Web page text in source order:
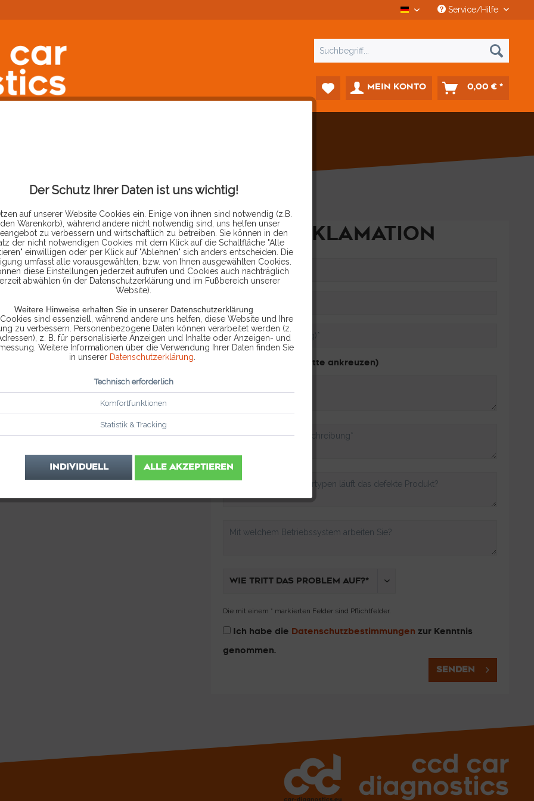
CCD Car-Diagnostics Deutsch
Service/Hilfe
MEIN KONTO 0,00 € *
Der Schutz Ihrer Daten ist uns wichtig!
auf unserer Website Cookies ein. Einige von ihnen sind notwendig (z.B.
Warenkorb), während andere nicht notwendig sind, uns helfen unser
zu verbessern und wirtschaftlich zu betreiben. Sie können in den
der nicht notwendigen Cookies mit dem Klick auf die Schaltfläche "Alle
einwilligen oder per Klick auf "Ablehnen" sich anders entscheiden. Die
umfasst alle vorausgewählten, bzw. von Ihnen ausgewählten Cookies.
diese Einstellungen jederzeit aufrufen und Cookies auch nachträglich
abwählen (in der Datenschutzerklärung und im Fußbereich unserer
Website).
Weitere Hinweise erhalten Sie in unserer Datenschutzerklärung
sind essenziell, während andere uns helfen, diese Website und Ihre
zu verbessern. Personenbezogene Daten können verarbeitet werden (z.
z. B. für personalisierte Anzeigen und Inhalte oder Anzeigen- und
Weitere Informationen über die Verwendung Ihrer Daten finden Sie
in unserer Datenschutzerklärung.
Technisch erforderlich
Komfortfunktionen
Statistik & Tracking
INDIVIDUELL ALLE AKZEPTIEREN
nach dem Absenden dieses Formulars innerhalb
mit einer RMA-Nummer und weiterer
ausführlich aus, Sie müssen
dem Paket beilegen.
REKLAMATION
Firma (Wenn ja, bitte ankreuzen)
Die mit einem * markierten Felder sind Pflichtfelder.
Ich habe die Datenschutzbestimmungen zur Kenntnis
genommen.
SENDEN